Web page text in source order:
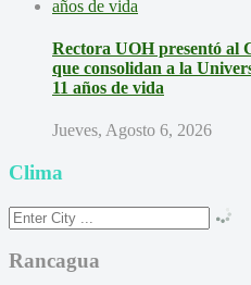
Rectora UOH presentó al
que consolidan a la
11 años de vida
Jueves, Agosto 6, 2026
Clima
Rancagua